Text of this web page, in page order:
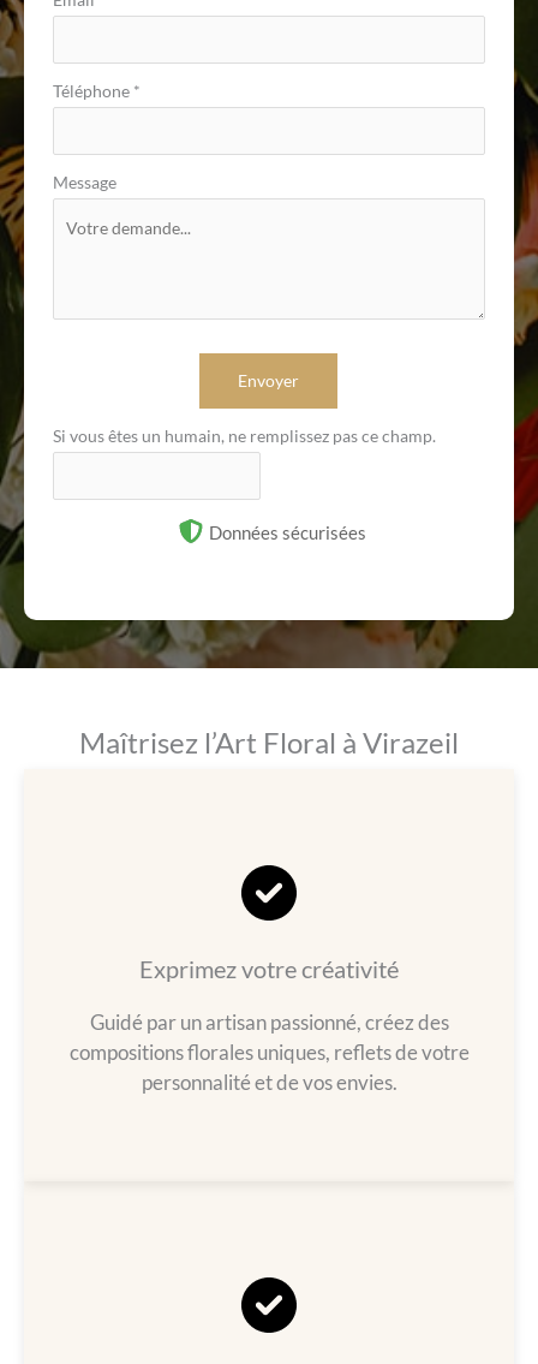
Téléphone *
Message
Envoyer
Si vous êtes un humain, ne remplissez pas ce champ.
Données sécurisées
Maîtrisez l’Art Floral à Virazeil
Exprimez votre créativité
Guidé par un artisan passionné, créez des
compositions florales uniques, reflets de votre
personnalité et de vos envies.